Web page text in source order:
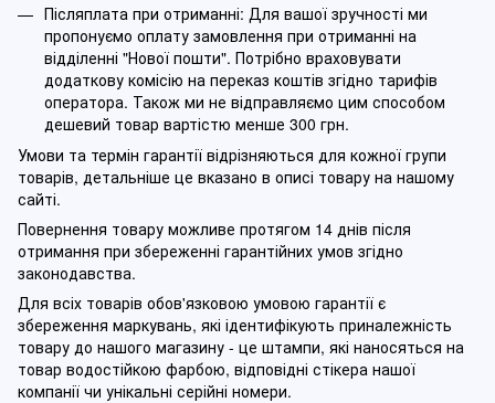
Післяплата при отриманні: Для вашої зручності ми
пропонуємо оплату замовлення при отриманні на
відділенні "Нової пошти". Потрібно враховувати
додаткову комісію на переказ коштів згідно тарифів
оператора. Також ми не відправляємо цим способом
дешевий товар вартістю менше 300 грн.
Умови та термін гарантії відрізняються для кожної групи
товарів, детальніше це вказано в описі товару на нашому
сайті.
Повернення товару можливе протягом 14 днів після
отримання при збереженні гарантійних умов згідно
законодавства.
Для всіх товарів обов'язковою умовою гарантії є
збереження маркувань, які ідентифікують приналежність
товару до нашого магазину - це штампи, які наносяться на
товар водостійкою фарбою, відповідні стікера нашої
компанії чи унікальні серійні номери.